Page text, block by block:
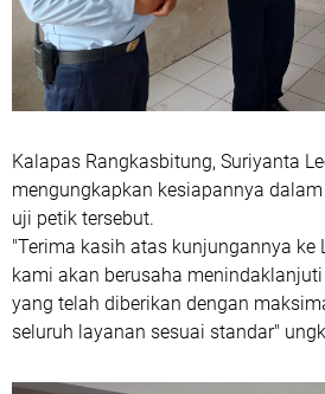
Kalapas Rangkasbitung, Suriyanta
mengungkapkan kesiapannya
uji petik tersebut.
"Terima kasih atas kunjungannya ke
kami akan berusaha
yang telah diberikan dengan
seluruh layanan sesuai standar"